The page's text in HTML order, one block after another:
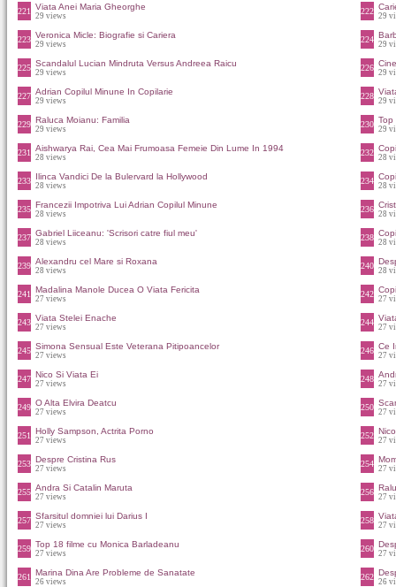
221 Viata Anei Maria Gheorghe
29 views 222 29
223 Veronica Micle: Biografie si Cariera
29 views 224 29
225 Scandalul Lucian Mindruta Versus Andreea Raicu
29 views 226 29
227 Adrian Copilul Minune In Copilarie
29 views 228 29
229 Raluca Moianu: Familia
29 views 230 Top
29
231 Aishwarya Rai, Cea Mai Frumoasa Femeie Din Lume In 1994
28 views 232 28
233 Ilinca Vandici De la Bulervard la Hollywood
28 views 234 28
235 Francezii Impotriva Lui Adrian Copilul Minune
28 views 236 28
237 Gabriel Liiceanu: 'Scrisori catre fiul meu'
28 views 238 28
239 Alexandru cel Mare si Roxana
28 views 240 28
241 Madalina Manole Ducea O Viata Fericita
27 views 242 27
243 Viata Stelei Enache
27 views 244 27
245 Simona Sensual Este Veterana Pitipoancelor
27 views 246 Ce
27
247 Nico Si Viata Ei
27 views 248 27
249 O Alta Elvira Deatcu
27 views 250 27
251 Holly Sampson, Actrita Porno
27 views 252 27
253 Despre Cristina Rus
27 views 254 27
255 Andra Si Catalin Maruta
27 views 256 27
257 Sfarsitul domniei lui Darius I
27 views 258 27
259 Top 18 filme cu Monica Barladeanu
27 views 260 27
261 Marina Dina Are Probleme de Sanatate
26 views 262 26